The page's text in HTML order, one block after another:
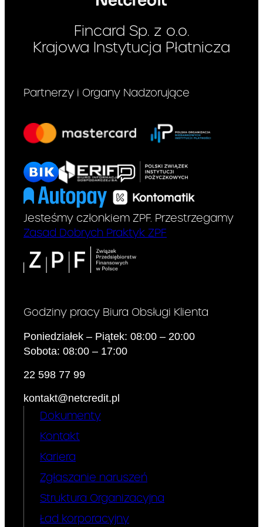
płatności :*
– opis towaru lub usługi:
Wymagane
zabezpieczeni
Zabezpieczenie jakie będzie
Pan/Pani musiał/a przedstawić
w związku z umową o kredyt
– rodzaj zabezpieczenia
Nie dotyczy
Informacja,
czy umowa o
przewiduje
gwarancję
całkowitej
kwoty kredytu
wypłaconej
podstawie:*
Jeżeli zgodnie z
Nie dotyczy
Fincard Sp. z o.o.
Krajowa Instytucja Płatnicza
Partnerzy i Organy Nadzorujące
Jesteśmy członkiem ZPF. Przestrzegamy
Zasad Dobrych Praktyk ZPF
Godziny pracy Biura Obsługi Klienta
Poniedziałek – Piątek: 08:00 – 20:00
Sobota: 08:00 – 17:00
22 598 77 99
kontakt@netcredit.pl
Dokumenty
Kontakt
Kariera
Zgłaszanie naruszeń
Struktura Organizacyjna
Ład korporacyjny